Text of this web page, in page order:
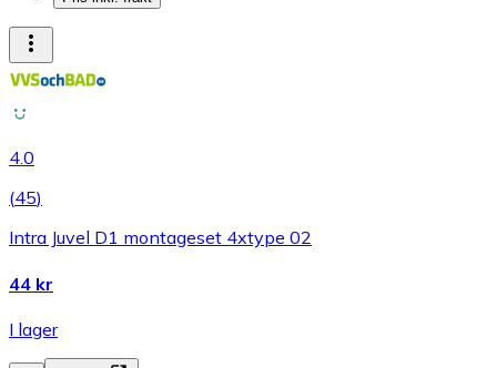
4.0
(45)
Intra Juvel D1 montageset 4xtype 02
44 kr
I lager